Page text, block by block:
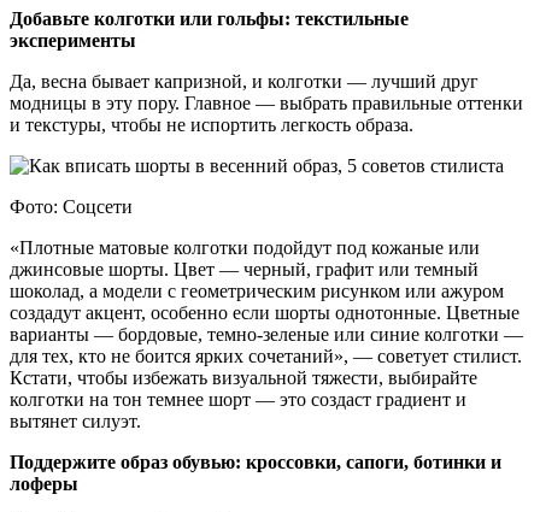
Добавьте колготки или гольфы: текстильные
эксперименты
Да, весна бывает капризной, и колготки — лучший друг
модницы в эту пору. Главное — выбрать правильные оттенки
и текстуры, чтобы не испортить легкость образа.
Фото: Соцсети
«Плотные матовые колготки подойдут под кожаные или
джинсовые шорты. Цвет — черный, графит или темный
шоколад, а модели с геометрическим рисунком или ажуром
создадут акцент, особенно если шорты однотонные. Цветные
варианты — бордовые, темно-зеленые или синие колготки —
для тех, кто не боится ярких сочетаний», — советует стилист.
Кстати, чтобы избежать визуальной тяжести, выбирайте
колготки на тон темнее шорт — это создаст градиент и
вытянет силуэт.
Поддержите образ обувью: кроссовки, сапоги, ботинки и
лоферы